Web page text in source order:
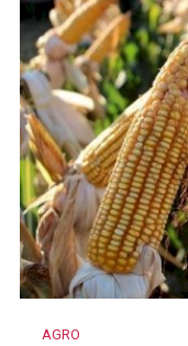
AGRO